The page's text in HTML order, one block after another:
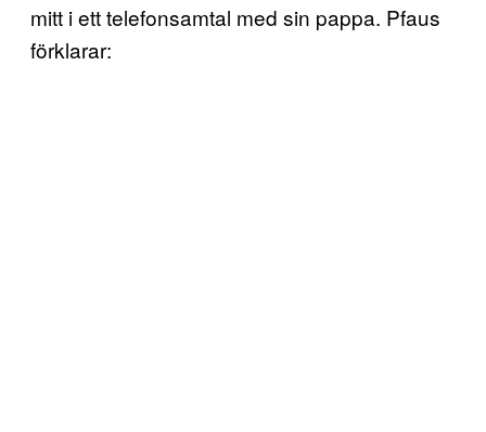
mitt i ett telefonsamtal med sin pappa. Pfaus
förklarar: